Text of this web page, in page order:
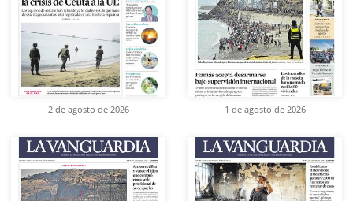
2 de agosto de 2026 1 de agosto de 2026